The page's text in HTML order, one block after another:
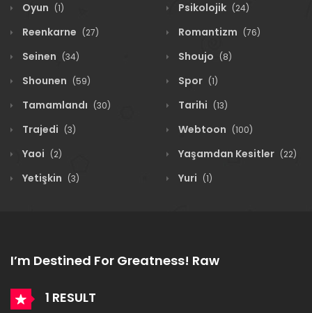
Oyun (1) Psikolojik (24)
Reenkarne (27) Romantizm (76)
Seinen (34) Shoujo (8)
Shounen (59) Spor (1)
Tamamlandı (30) Tarihi (13)
Trajedi (3) Webtoon (100)
Yaoi (2) Yaşamdan Kesitler (22)
Yetişkin (3) Yuri (1)
I’m Destined For Greatness! Raw
1 RESULT